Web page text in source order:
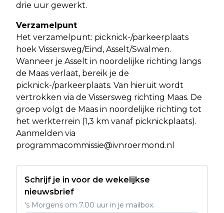
drie uur gewerkt.
Verzamelpunt
Het verzamelpunt: picknick-/parkeerplaats
hoek Vissersweg/Eind, Asselt/Swalmen.
Wanneer je Asselt in noordelijke richting langs
de Maas verlaat, bereik je de
picknick-/parkeerplaats. Van hieruit wordt
vertrokken via de Vissersweg richting Maas. De
groep volgt de Maas in noordelijke richting tot
het werkterrein (1,3 km vanaf picknickplaats).
Aanmelden via
programmacommissie@ivnroermond.nl
Schrijf je in voor de wekelijkse
nieuwsbrief
's Morgens om 7.00 uur in je mailbox.